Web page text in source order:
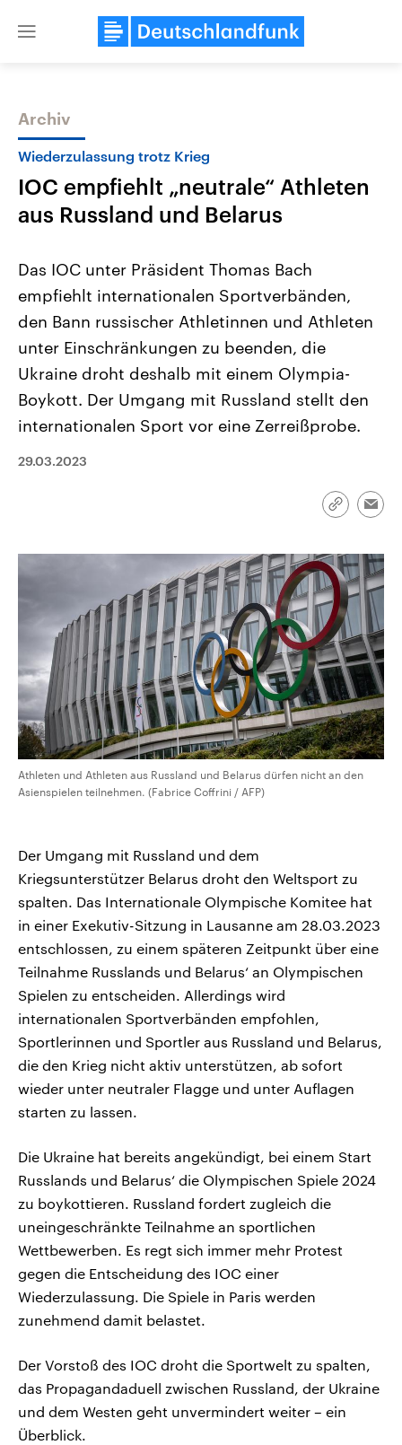
Close
Themen
Landtagswahl Sachsen-Anhalt
2026
Alle Informationen
Sachsen-Anhalt wählt am 6.
September 2026 einen neuen
Landtag. Seit 2021 wird das
Bundesland von einer Koalition aus
CDU, SPD und FDP regiert.-
Umfragen, Prognosen,
und Hintergründe zu den Parteien
und Kandidaten der anstehenden
Aktuelle Beiträge,
Hintergründe
Wirtschaftlich und
gehören die Vereinigten
den mächtigsten Ländern
mit großem Einfluss auf
Sendungen
Archiv
Wiederzulassung trotz Krieg
IOC empfiehlt „neutrale“ Athleten
aus Russland und Belarus
Das IOC unter Präsident Thomas Bach
empfiehlt internationalen Sportverbänden,
den Bann russischer Athletinnen und Athleten
unter Einschränkungen zu beenden, die
Ukraine droht deshalb mit einem Olympia-
Boykott. Der Umgang mit Russland stellt den
internationalen Sport vor eine Zerreißprobe.
29.03.2023
Link
Athleten und Athleten aus Russland und Belarus dürfen nicht an den
Asienspielen teilnehmen. (Fabrice Coffrini / AFP)
Der Umgang mit Russland und dem
Kriegsunterstützer Belarus droht den Weltsport zu
spalten. Das Internationale Olympische Komitee hat
in einer Exekutiv-Sitzung in Lausanne am 28.03.2023
entschlossen, zu einem späteren Zeitpunkt über eine
Teilnahme Russlands und Belarus‘ an Olympischen
Spielen zu entscheiden. Allerdings wird
internationalen Sportverbänden empfohlen,
Sportlerinnen und Sportler aus Russland und Belarus,
die den Krieg nicht aktiv unterstützen, ab sofort
wieder unter neutraler Flagge und unter Auflagen
starten zu lassen.
Die Ukraine hat bereits angekündigt, bei einem Start
Russlands und Belarus‘ die Olympischen Spiele 2024
zu boykottieren. Russland fordert zugleich die
uneingeschränkte Teilnahme an sportlichen
Wettbewerben. Es regt sich immer mehr Protest
gegen die Entscheidung des IOC einer
Wiederzulassung. Die Spiele in Paris werden
zunehmend damit belastet.
Der Vorstoß des IOC droht die Sportwelt zu spalten,
das Propagandaduell zwischen Russland, der Ukraine
und dem Westen geht unvermindert weiter – ein
Überblick.